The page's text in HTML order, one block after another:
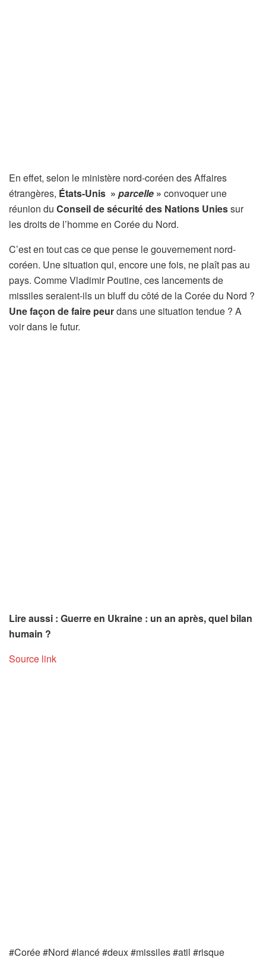
En effet, selon le ministère nord-coréen des Affaires
étrangères, États-Unis » parcelle » convoquer une
réunion du Conseil de sécurité des Nations Uniessur
les droits de l’homme en Corée du Nord.
C’est en tout cas ce que pense le gouvernement nord-
coréen. Une situation qui, encore une fois, ne plaît pas au
pays. Comme Vladimir Poutine, ces lancements de
missiles seraient-ils un bluff du côté de la Corée du Nord ?
Une façon de faire peurdans une situation tendue ? A
voir dans le futur.
Lire aussi : Guerre en Ukraine : un an après, quel bilan
humain ?
Source link
#Corée #Nord #lancé #deux #missiles #atil #risque